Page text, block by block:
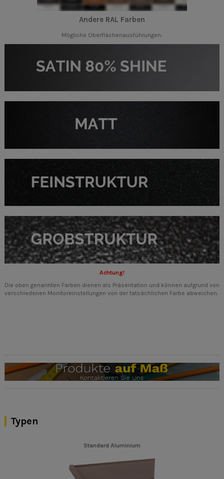
Andere RAL Farben
Mögliche Oberflächenausführungen:
Achtung!
Die oben genannten Farben dienen als Präsentation und können aufgrund von
verschiedenen Monitoreinstellungen von der tatsächlichen Farbe abweichen.
Typen
Standard Aluminium